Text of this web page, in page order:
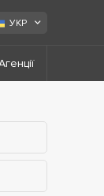
УКР